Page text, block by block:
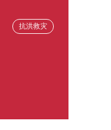
抗洪救灾